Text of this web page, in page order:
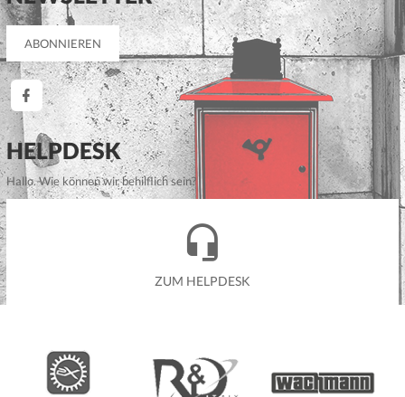
HELPDESK
Hallo. Wie können wir behilflich sein?
ZUM HELPDESK